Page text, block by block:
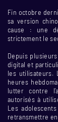
Fin octobre
sa version
cause : une
strictement le
Depuis
digital et
les utilisateurs.
heures
lutter contre
autorisés à
Les
retransmettre